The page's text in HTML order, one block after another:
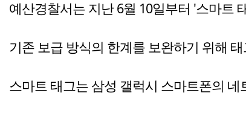
예산경찰서는 지난 6월 10일부터 '스마트
기존 보급 방식의 한계를 보완하기 위해
스마트 태그는 삼성 갤럭시 스마트폰의